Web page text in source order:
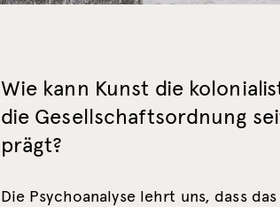
Wie kann Kunst die
die Gesellschaftsordnung
prägt?
Die Psychoanalyse lehrt uns, dass